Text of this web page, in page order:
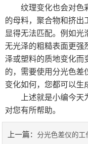
显微测厚仪
气体检测仪
thermax测温纸
瑞士梅特勒
德国 IKA艾卡
纹理变化也会对色彩
的母料，聚合物和挤出
显得无法匹配。例如光
无光泽的粗糙表面更强
泽或塑料的质地变化而
的，需要使用分光色差
变化如何，您都可以生
上述就是小编今天为
对您有所帮助。
上一篇： 分光色差仪的工